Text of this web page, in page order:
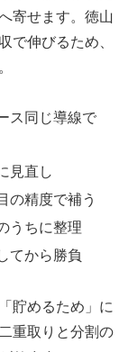
寄せます。徳山
で伸びるため、
ス同じ導線で
見直し
の精度で補う
うちに整理
てから勝負
貯めるため」に
重取りと分割の